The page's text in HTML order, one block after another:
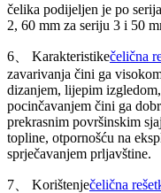
čelika podijeljen je po
2, 60 mm za seriju 3 i 50
6、 Karakteristikečelična
zavarivanja čini ga
dizanjem, lijepim
pocinčavanjem čini ga
prekrasnim površinskim
topline, otpornošću na
sprječavanjem prljavštine.
7、 Korištenječelična